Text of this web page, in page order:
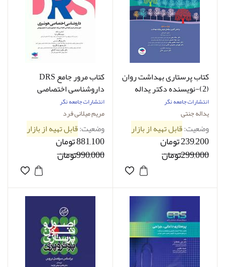
کتاب پرستاری بهداشت روان
(2)-نویسنده دکتر یداله
جنتی
انتشارات جامعه نگر
یداله جنتی
وضعیت:قابل تهیه از بازار
239,200 تومان
299,000تومان
کتاب مرور جامع DRS
داروشناسی اختصاصی
هوشبری مریم میلانی فرد
انتشارات جامعه نگر
مریم میلانی فرد
وضعیت:قابل تهیه از بازار
881,100 تومان
990,000تومان